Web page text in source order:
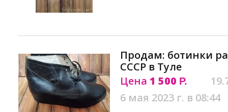
Продам: ботинки
СССР в Туле
Цена 1 500 Р.
6 мая 2023 г. в 08:44